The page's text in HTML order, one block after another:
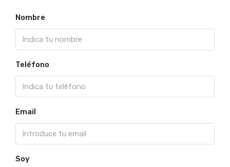
Nombre
Teléfono
Email
Soy